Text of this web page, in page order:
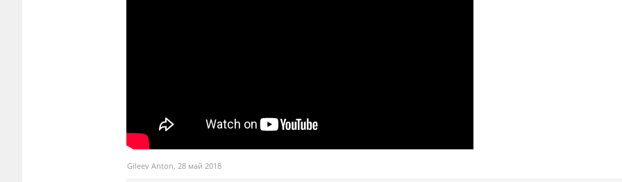
Gileev Anton, 28 май 2018